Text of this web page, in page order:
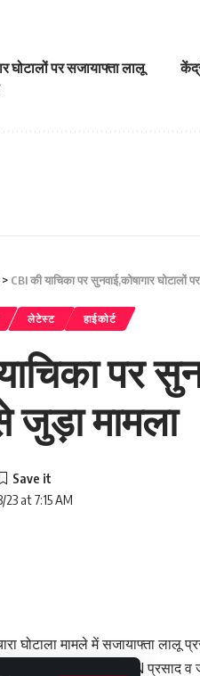
घोटालों पर सजायाफ्ता लालू
> CBI की याचिका पर सुनवाई,कोषागार घोटालों
लेटेस्ट हाईकोर्ट
पर
जुड़ा मामला
at 7:15 AM
घोटाला मामले में सजायाफ्ता लालू
हो गई सुनवाई । जस्टिस SN